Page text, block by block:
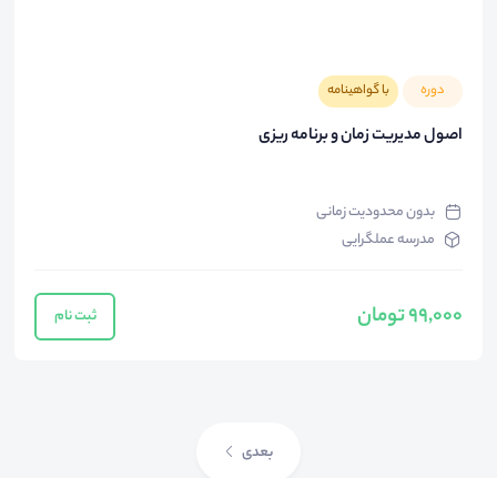
دوره با گواهینامه
اصول مدیریت زمان و برنامه ریزی
بدون محدودیت زمانی
مدرسه عملگرایی
99,000 تومان ثبت نام
بعدی